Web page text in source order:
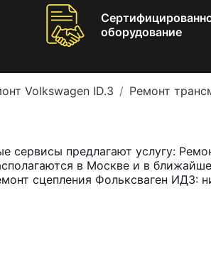
оборудование
Volkswagen ID.3 Ремонт
сервисы предлагают услугу:
в Москве и в
сцепления Фольксваген ИД3: